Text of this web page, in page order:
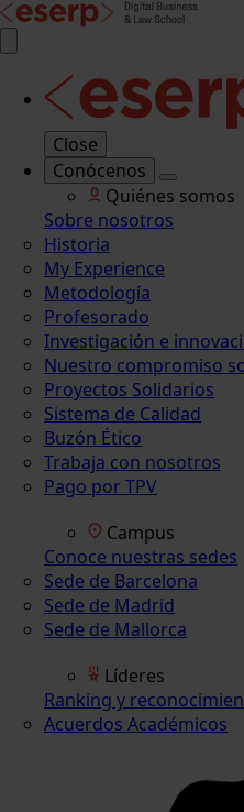
Close
Conócenos
Quiénes somos
Sobre nosotros
Historia
My Experience
Metodología
Profesorado
Investigación e
Nuestro compromiso
Proyectos Solidarios
Sistema de Calidad
Buzón Ético
Trabaja con nosotros
Pago por TPV
Campus
Conoce nuestras sedes
Sede de Barcelona
Sede de Madrid
Sede de Mallorca
Líderes
Ranking y
Acuerdos Académicos